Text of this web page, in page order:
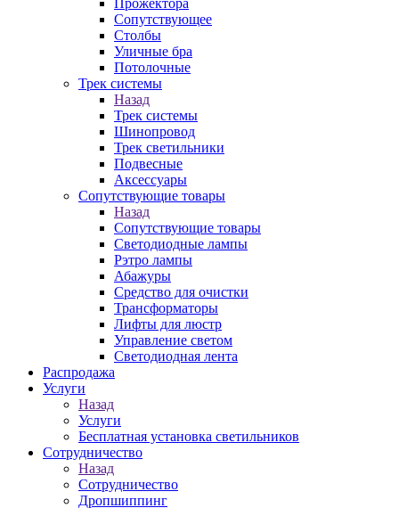
Прожектора
Сопутствующее
Столбы
Уличные бра
Потолочные
Трек системы
Назад
Трек системы
Шинопровод
Трек светильники
Подвесные
Аксессуары
Сопутствующие товары
Назад
Сопутствующие товары
Светодиодные лампы
Рэтро лампы
Абажуры
Средство для очистки
Трансформаторы
Лифты для люстр
Управление светом
Светодиодная лента
Распродажа
Услуги
Назад
Услуги
Бесплатная установка светильников
Сотрудничество
Назад
Сотрудничество
Дропшиппинг